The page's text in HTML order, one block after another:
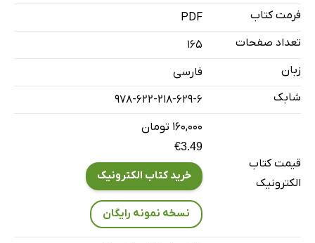
فرمت کتاب
PDF
تعداد صفحات
165
زبان
فارسی
شابک
978-622-218-629-6
قیمت کتاب
الکترونیک
۱۶۰,۰۰۰ تومان
€3.49
خرید کتاب الکترونیک
نسخه نمونه رایگان